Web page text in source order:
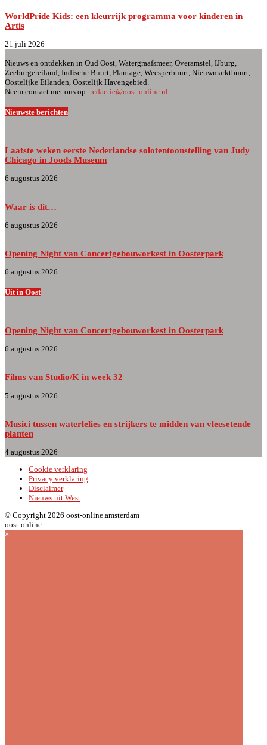
WorldPride Kids: een kleurrijk programma voor kinderen in
Artis
21 juli 2026
Nieuws en ontdekken in Oud Oost, Watergraafsmeer, Overamstel, IJburg,
Zeeburgereiland, Indische Buurt, Plantage, Weesperbuurt, Nieuwmarktbuurt,
Oostelijke Eilanden, Oostelijk Havengebied.
Neem contact met ons op: redactie@oost-online.nl
Nieuwste berichten
Laatste weken eerste Nederlandse solotentoonstelling van Judy
Chicago in Joods Museum
6 augustus 2026
Waar is dit…
6 augustus 2026
Opening Night van Concertgebouworkest in Oosterpark
6 augustus 2026
Uit in Oost
Opening Night van Concertgebouworkest in Oosterpark
6 augustus 2026
Films van Studio/K in week 32
5 augustus 2026
Musici tussen waterlelies en strijkers te midden van vleesetende
planten
4 augustus 2026
Cookie verklaring
Privacy verklaring
Disclaimer
Nieuws uit West
© Copyright 2026 oost-online.amsterdam
oost-online
×